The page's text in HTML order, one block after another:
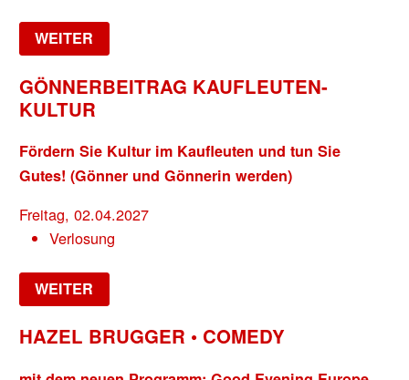
WEITER
GÖNNERBEITRAG KAUFLEUTEN-
KULTUR
Fördern Sie Kultur im Kaufleuten und tun Sie
Gutes! (Gönner und Gönnerin werden)
Freitag, 02.04.2027
Verlosung
WEITER
HAZEL BRUGGER • COMEDY